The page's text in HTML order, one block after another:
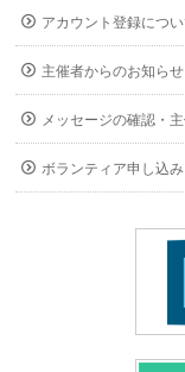
アカウント登録につい
主催者からのお知ら
メッセージの確認・
ボランティア申し込み